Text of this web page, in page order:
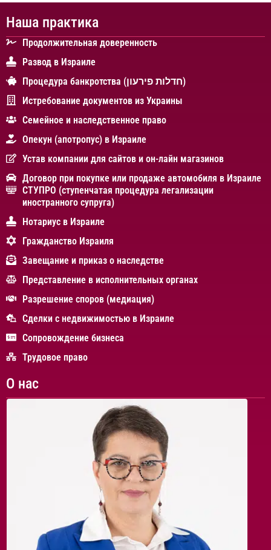
Наша практика
Продолжительная доверенность
Развод в Израиле
Процедура банкротства (חדלות פירעון)
Истребование документов из Украины
Cемейное и наследственное право
Опекун (апотропус) в Израиле
Устав компании для сайтов и он-лайн магазинов
Договор при покупке или продаже автомобиля в Израиле
СТУПРО (ступенчатая процедура легализации
иностранного супруга)
Нотариус в Израиле
Гражданство Израиля
Завещание и приказ о наследстве
Представление в исполнительных органах
Разрешение споров (медиация)
Сделки с недвижимостью в Израиле
Сопровождение бизнеса
Трудовое право
О нас